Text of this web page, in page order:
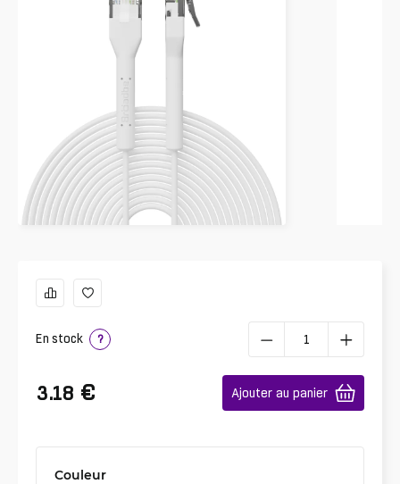
En stock ?
3.18 € Ajouter au panier
Couleur